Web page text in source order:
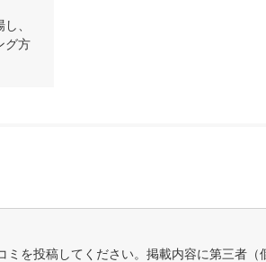
、
グ方
ミを投稿してください。掲載内容に第三者（